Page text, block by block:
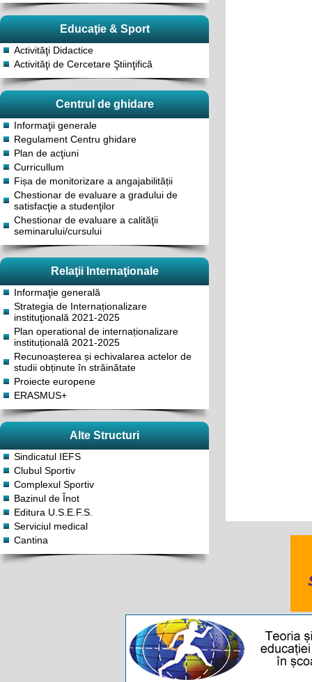
Educaţie & Sport
Activităţi Didactice
Activităţi de Cercetare Ştiinţifică
Centrul de ghidare
Informaţii generale
Regulament Centru ghidare
Plan de acţiuni
Curricullum
Fișa de monitorizare a angajabilității
Chestionar de evaluare a gradului de
satisfacţie a studenţilor
Chestionar de evaluare a calităţii
seminarului/cursului
Relaţii Internaţionale
Informaţie generală
Strategia de Internaționalizare
instituţională 2021-2025
Plan operational de internaționalizare
instituțională 2021-2025
Recunoașterea și echivalarea actelor de
studii obținute în străinătate
Proiecte europene
ERASMUS+
Alte Structuri
Sindicatul IEFS
Clubul Sportiv
Complexul Sportiv
Bazinul de Înot
Editura U.S.E.F.S.
Serviciul medical
Cantina